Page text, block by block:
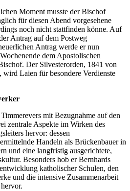
Moment musste der Bischof
für diesen Abend vorgesehene
noch nicht stattfinden könne. Auf
Antrag auf dem Postweg
Antrag werde er nun
dem Apostolischen
Der Silvesterorden, 1841 von
Laien für besondere Verdienste
mit Bezugnahme auf den
zentrale Aspekte im Wirken des
hervor: dessen
Handeln als Brückenbauer in
und eine langfristig ausgerichtete,
Besonders hob er Bernhards
katholischer Schulen, den
und die intensive Zusammenarbeit